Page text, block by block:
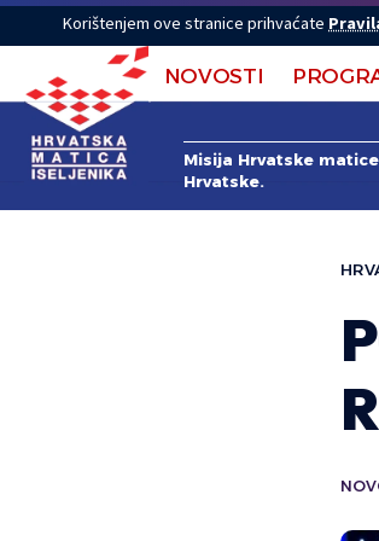
Korištenjem ove stranice prihvaćate
NOVOSTI
Misija Hrvatske
Hrvatske.